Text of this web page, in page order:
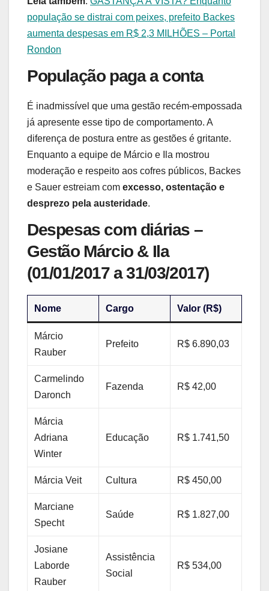
população se distrai com peixes, prefeito Backes
aumenta despesas em R$ 2,3 MILHÕES – Portal
Rondon
População paga a conta
É inadmissível que uma gestão recém-empossada
já apresente esse tipo de comportamento. A
diferença de postura entre as gestões é gritante.
Enquanto a equipe de Márcio e Ila mostrou
moderação e respeito aos cofres públicos, Backes
e Sauer estreiam com excesso, ostentação e
desprezo pela austeridade.
Despesas com diárias –
Gestão Márcio & Ila
(01/01/2017 a 31/03/2017)
Nome Cargo Valor (R$)
Márcio
Rauber
Prefeito R$ 6.890,03
Carmelindo
Daronch
Fazenda R$ 42,00
Márcia
Adriana
Winter
Educação R$ 1.741,50
Márcia Veit Cultura R$ 450,00
Marciane
Specht
Saúde R$ 1.827,00
Josiane
Laborde
Rauber
Assistência
Social
R$ 534,00